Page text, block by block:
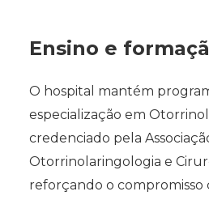
Ensino e
O hospital mantém
especialização em
credenciado pela
Otorrinolaringologia e
reforçando o compromisso